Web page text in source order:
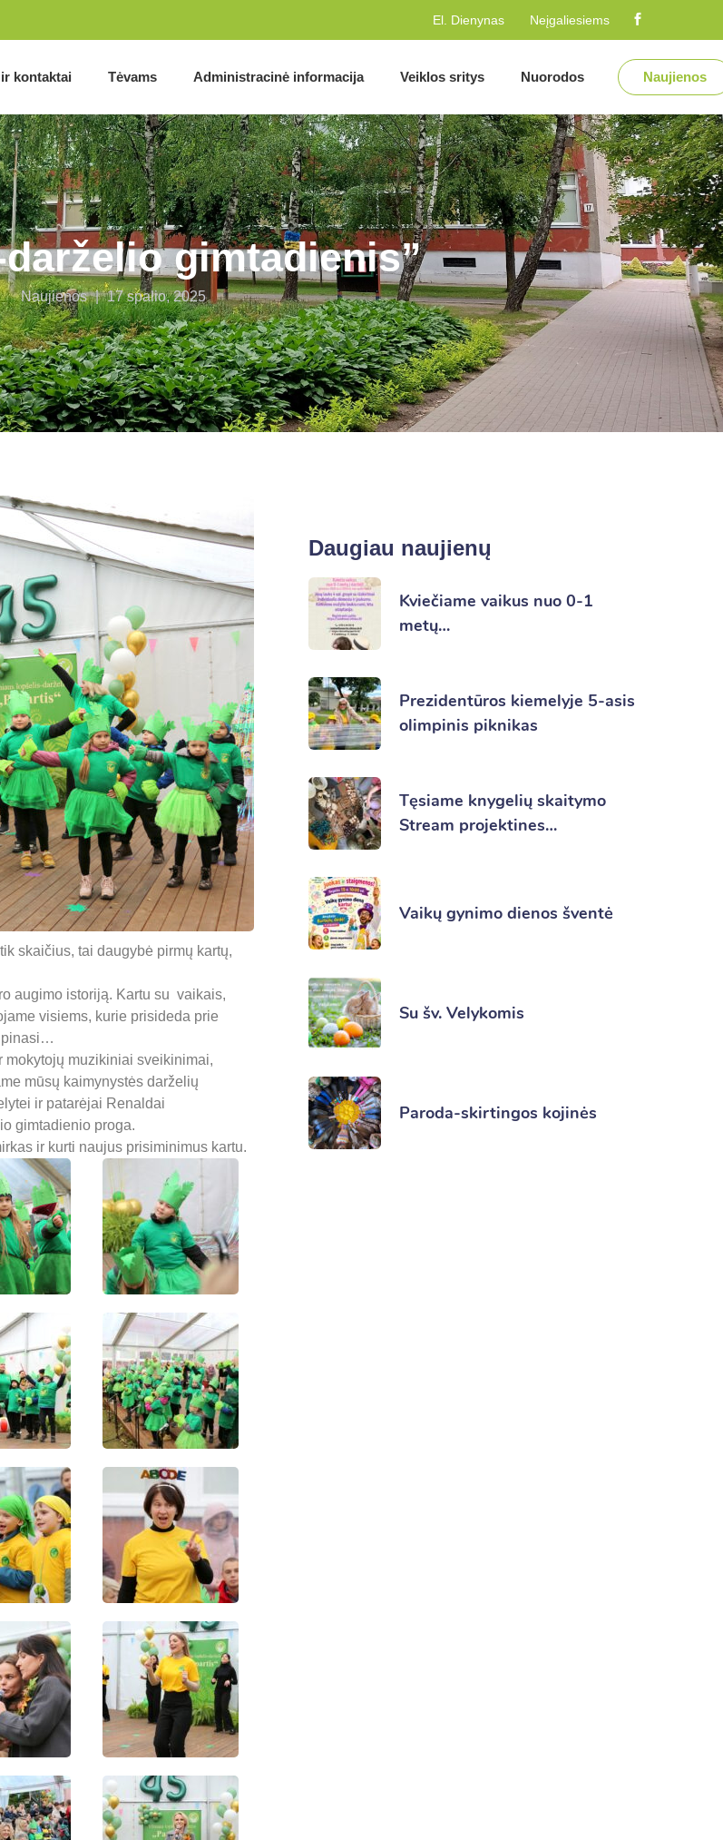
El. Dienynas Neįgaliesiems
kontaktai Tėvams Administracinė informacija Veiklos sritys Nuorodos Naujienos
gimtadienis”
Naujienos | 17 spalio, 2025
skaičius, tai daugybė pirmų kartų,
augimo istoriją. Kartu su vaikais,
visiems, kurie prisideda prie
mokytojų muzikiniai sveikinimai,
mūsų kaimynystės darželių
ir patarėjai Renaldai
gimtadienio proga.
ir kurti naujus prisiminimus kartu.
Daugiau naujienų
Kviečiame vaikus nuo 0-1
metų…
Prezidentūros kiemelyje 5-asis
olimpinis piknikas
Tęsiame knygelių skaitymo
Stream projektines…
Vaikų gynimo dienos šventė
Su šv. Velykomis
Paroda-skirtingos kojinės